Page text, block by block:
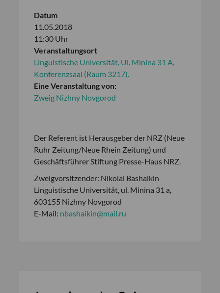
Datum
11.05.2018
11:30 Uhr
Veranstaltungsort
Linguistische Universität, Ul. Minina 31 A,
Konferenzsaal (Raum 3217).
Eine Veranstaltung von:
Zweig Nizhny Novgorod
Der Referent ist Herausgeber der NRZ (Neue
Ruhr Zeitung/Neue Rhein Zeitung) und
Geschäftsführer Stiftung Presse-Haus NRZ.
Zweigvorsitzender: Nikolai Bashaikin
Linguistische Universität, ul. Minina 31 a,
603155 Nizhny Novgorod
E-Mail: nbashaikin@mail.ru